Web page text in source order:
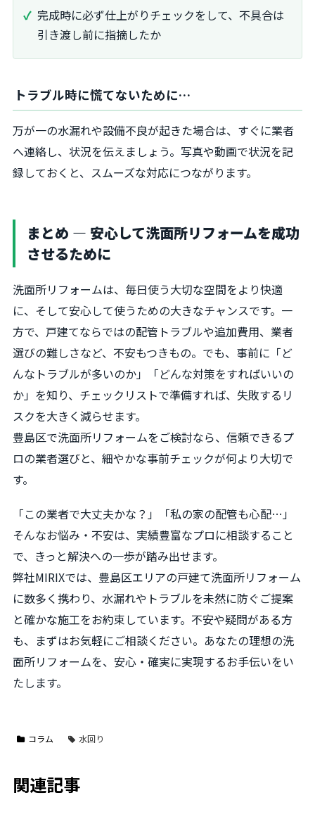
完成時に必ず仕上がりチェックをして、不具合は
引き渡し前に指摘したか
トラブル時に慌てないために…
万が一の水漏れや設備不良が起きた場合は、すぐに業者
へ連絡し、状況を伝えましょう。写真や動画で状況を記
録しておくと、スムーズな対応につながります。
まとめ ― 安心して洗面所リフォームを成功
させるために
洗面所リフォームは、毎日使う大切な空間をより快適
に、そして安心して使うための大きなチャンスです。一
方で、戸建てならではの配管トラブルや追加費用、業者
選びの難しさなど、不安もつきもの。でも、事前に「ど
んなトラブルが多いのか」「どんな対策をすればいいの
か」を知り、チェックリストで準備すれば、失敗するリ
スクを大きく減らせます。
豊島区で洗面所リフォームをご検討なら、信頼できるプ
ロの業者選びと、細やかな事前チェックが何より大切で
す。
「この業者で大丈夫かな？」「私の家の配管も心配…」
そんなお悩み・不安は、実績豊富なプロに相談すること
で、きっと解決への一歩が踏み出せます。
弊社MIRIXでは、豊島区エリアの戸建て洗面所リフォーム
に数多く携わり、水漏れやトラブルを未然に防ぐご提案
と確かな施工をお約束しています。不安や疑問がある方
も、まずはお気軽にご相談ください。あなたの理想の洗
面所リフォームを、安心・確実に実現するお手伝いをい
たします。
コラム 水回り
関連記事